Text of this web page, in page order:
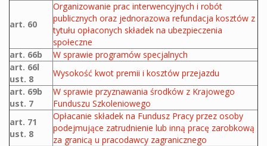
art. 60
Organizowanie prac interwencyjnych i robót
publicznych oraz jednorazowa refundacja kosztów z
tytułu opłaconych składek na ubezpieczenia
społeczne
art. 66b
W sprawie programów specjalnych
art. 66l
ust. 8
Wysokość kwot premii i kosztów przejazdu
art. 69b
ust. 7
W sprawie przyznawania środków z Krajowego
Funduszu Szkoleniowego
art. 71
ust. 8
Opłacanie składek na Fundusz Pracy przez osoby
podejmujące zatrudnienie lub inną pracę zarobkową
za granicą u pracodawcy zagranicznego